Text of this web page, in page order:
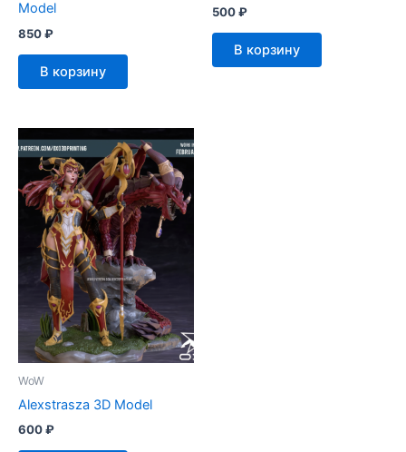
Model
850₽
В корзину
500₽
В корзину
WoW
Alexstrasza 3D Model
600₽